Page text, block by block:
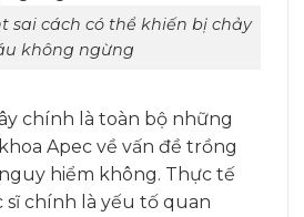
sai cách có thể khiến bị chảy
không ngừng
chính là toàn bộ những
Apec về vấn đề trồng
hiểm không. Thực tế
sĩ chính là yếu tố quan